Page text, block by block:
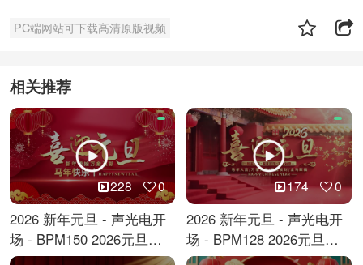
PC端网站可下载高清原版视频
相关推荐
228 0
2026 新年元旦 - 声光电开
场 - BPM150 2026元旦跨
年倒计时
174 0
2026 新年元旦 - 声光电开
场 - BPM128 2026元旦马
年